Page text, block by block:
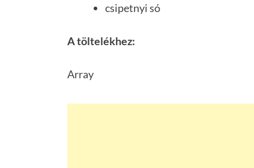
csipetnyi só
A töltelékhez:
Array